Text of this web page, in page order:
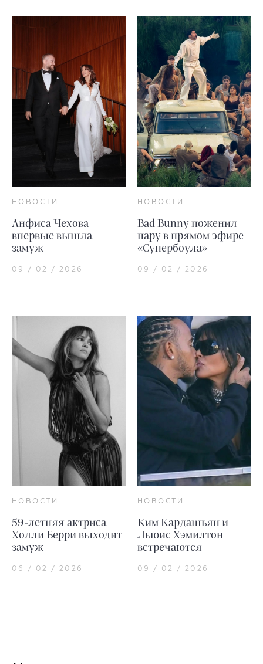
НОВОСТИ
Анфиса Чехова
впервые вышла
замуж
09 / 02 / 2026
НОВОСТИ
Bad Bunny поженил
пару в прямом эфире
«Супербоула»
09 / 02 / 2026
НОВОСТИ
59-летняя актриса
Холли Берри выходит
замуж
06 / 02 / 2026
НОВОСТИ
Ким Кардашьян и
Льюис Хэмилтон
встречаются
09 / 02 / 2026